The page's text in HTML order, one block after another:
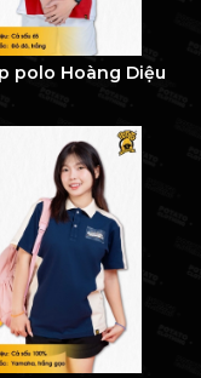
polo Hoàng Diệu